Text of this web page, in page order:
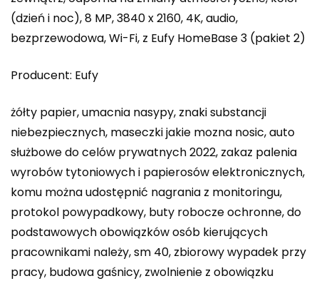
(dzień i noc), 8 MP, 3840 x 2160, 4K, audio,
bezprzewodowa, Wi-Fi, z Eufy HomeBase 3 (pakiet 2)
Producent: Eufy
żółty papier, umacnia nasypy, znaki substancji
niebezpiecznych, maseczki jakie mozna nosic, auto
służbowe do celów prywatnych 2022, zakaz palenia
wyrobów tytoniowych i papierosów elektronicznych,
komu można udostępnić nagrania z monitoringu,
protokol powypadkowy, buty robocze ochronne, do
podstawowych obowiązków osób kierujących
pracownikami należy, sm 40, zbiorowy wypadek przy
pracy, budowa gaśnicy, zwolnienie z obowiązku